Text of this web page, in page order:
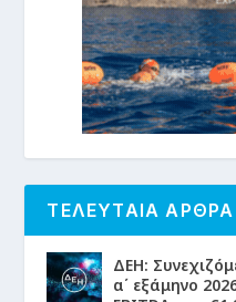
ΤΕΛΕΥΤΑΙΑ ΑΡΘΡΑ
ΔΕΗ:
α΄ εξάμηνο